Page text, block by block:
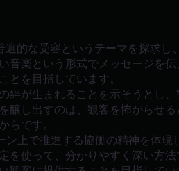
的な受容というテーマを探求し
音楽という形式でメッセージを伝
を目指しています。
絆が生まれることを示そうとし、
醸し出すのは、観客を怖がらせる
らです。
上で推進する協働の精神を体現
を使って、分かりやすく深い方法